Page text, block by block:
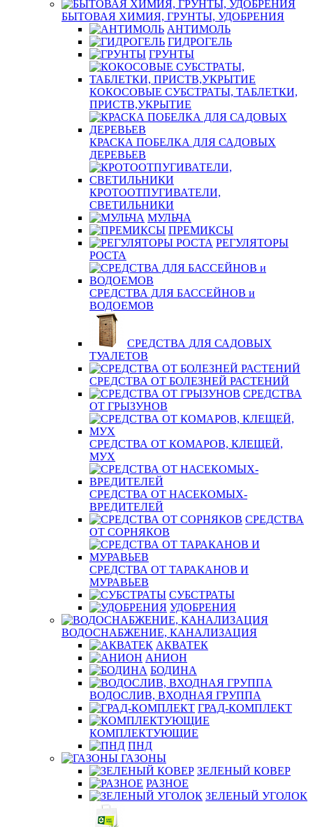
БЫТОВАЯ ХИМИЯ, ГРУНТЫ, УДОБРЕНИЯ
АНТИМОЛЬ
ГИДРОГЕЛЬ
ГРУНТЫ
КОКОСОВЫЕ СУБСТРАТЫ, ТАБЛЕТКИ,
ПРИСТВ,УКРЫТИЕ
КРАСКА ПОБЕЛКА ДЛЯ САДОВЫХ
ДЕРЕВЬЕВ
КРОТООТПУГИВАТЕЛИ,
СВЕТИЛЬНИКИ
МУЛЬЧА
ПРЕМИКСЫ
РЕГУЛЯТОРЫ
РОСТА
СРЕДСТВА ДЛЯ БАССЕЙНОВ и
ВОДОЕМОВ
СРЕДСТВА ДЛЯ САДОВЫХ
ТУАЛЕТОВ
СРЕДСТВА ОТ БОЛЕЗНЕЙ РАСТЕНИЙ
СРЕДСТВА
ОТ ГРЫЗУНОВ
СРЕДСТВА ОТ КОМАРОВ, КЛЕЩЕЙ,
МУХ
СРЕДСТВА ОТ НАСЕКОМЫХ-
ВРЕДИТЕЛЕЙ
СРЕДСТВА
ОТ СОРНЯКОВ
СРЕДСТВА ОТ ТАРАКАНОВ И
МУРАВЬЕВ
СУБСТРАТЫ
УДОБРЕНИЯ
ВОДОСНАБЖЕНИЕ, КАНАЛИЗАЦИЯ
АКВАТЕК
АНИОН
БОДИНА
ВОДОСЛИВ, ВХОДНАЯ ГРУППА
ГРАД-КОМПЛЕКТ
КОМПЛЕКТУЮЩИЕ
ПНД
ГАЗОНЫ
ЗЕЛЕНЫЙ КОВЕР
РАЗНОЕ
ЗЕЛЕНЫЙ УГОЛОК